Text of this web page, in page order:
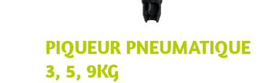
PIQUEUR PNEUMATIQUE
3, 5, 9KG